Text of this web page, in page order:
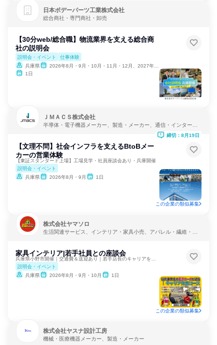
日本ボデーパーツ工業株式会社
総合商社・専門商社・卸売
【30分web/総合職】物流業界を支える総合商
社の説明会
説明会・イベント
仕事体験
兵庫県
2026年8月・9月・10月・11月・12月、2027年1月・2月・3月・4月
1日
ＪＭＡＣＳ株式会社
半導体・電子機器メーカー、製造・メーカー、通信・インターネ
【文理不問】社会インフラを支えるBtoBメー
カーの営業体験
【東証スタンダード上場】工場見学・社員座談会あり・兵庫開催
説明会・イベント
兵庫県
2026年8月・9月 1日
締切：8月19日
この企業の類似募集
株式会社ヤマソロ
生活関連サービス、インテリア・家具小売、アパレル・繊維・ス
家具インテリア|若手社員との座談会
説明会・イベント
兵庫県
2026年8月・9月・10月 1日
この企業の類似募集
株式会社ヤスナ設計工房
機械・医療機器メーカー、製造・メーカー